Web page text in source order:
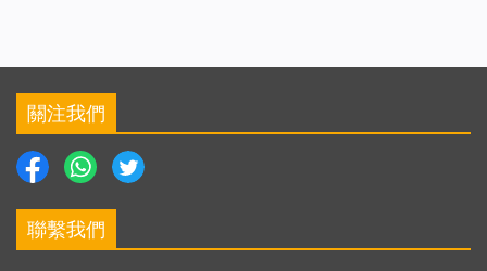
關注我們
聯繫我們